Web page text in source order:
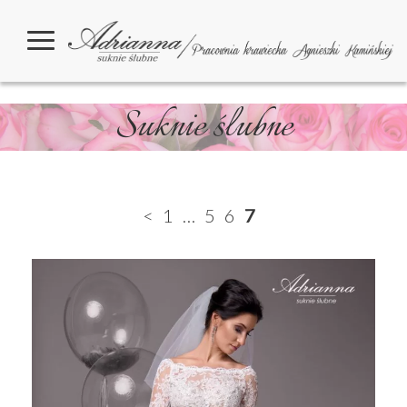
Suknie ślubne
< 1 … 5 6 7